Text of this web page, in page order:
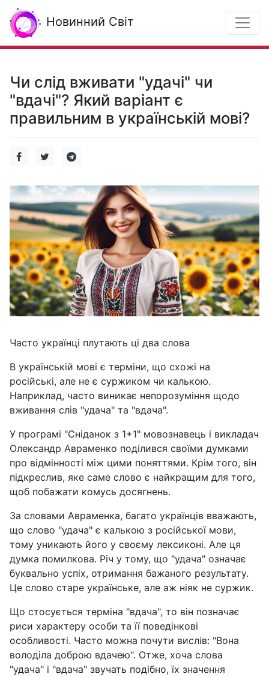
Новинний Світ
Чи слід вживати "удачі" чи
"вдачі"? Який варіант є
правильним в українській мові?
Часто українці плутають ці два слова
В українській мові є терміни, що схожі на
російські, але не є суржиком чи калькою.
Наприклад, часто виникає непорозуміння щодо
вживання слів "удача" та "вдача".
У програмі "Сніданок з 1+1" мовознавець і викладач
Олександр Авраменко поділився своїми думками
про відмінності між цими поняттями. Крім того, він
підкреслив, яке саме слово є найкращим для того,
щоб побажати комусь досягнень.
За словами Авраменка, багато українців вважають,
що слово "удача" є калькою з російської мови,
тому уникають його у своєму лексиконі. Але ця
думка помилкова. Річ у тому, що "удача" означає
буквально успіх, отримання бажаного результату.
Це слово старе українське, але аж ніяк не суржик.
Що стосується терміна "вдача", то він позначає
риси характеру особи та її поведінкові
особливості. Часто можна почути вислів: "Вона
володіла доброю вдачею". Отже, хоча слова
"удача" і "вдача" звучать подібно, їх значення